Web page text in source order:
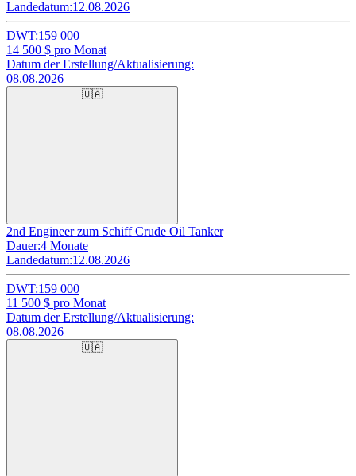
Landedatum:12.08.2026
DWT:159 000
14 500 $ pro Monat
Datum der Erstellung/Aktualisierung:
08.08.2026
🇺🇦
2nd Engineer zum Schiff Crude Oil Tanker
Dauer:4 Monate
Landedatum:12.08.2026
DWT:159 000
11 500 $ pro Monat
Datum der Erstellung/Aktualisierung:
08.08.2026
🇺🇦